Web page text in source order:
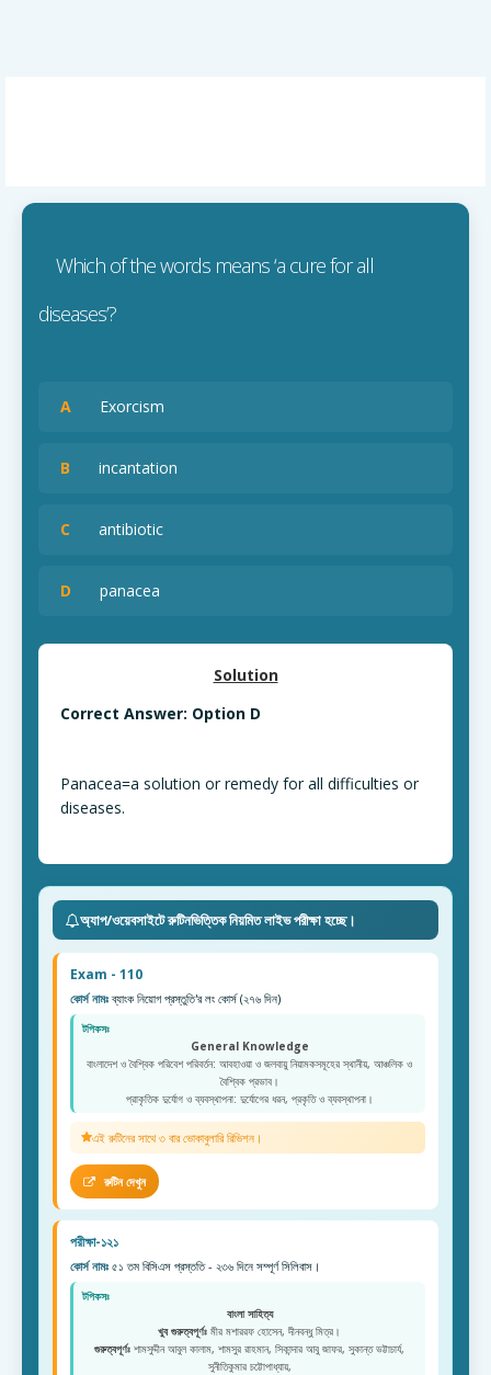
Which of the words means ‘a cure for all
diseases’?
A Exorcism
B incantation
C antibiotic
D panacea
Solution
Correct Answer: Option D
Panacea=a solution or remedy for all difficulties or
diseases.
অ্যাপ/ওয়েবসাইটে রুটিনভিত্তিক নিয়মিত লাইভ পরীক্ষা হচ্ছে।
Exam - 110
কোর্স নামঃব্যাংক নিয়োগ প্রস্তুতি'র লং কোর্স (২৭৬ দিন)
টপিকসঃ
General Knowledge
বাংলাদেশ ও বৈশ্বিক পরিবেশ পরিবর্তন: আবহাওয়া ও জলবায়ু নিয়ামকসমূহের স্থানীয়, আঞ্চলিক ও
বৈশ্বিক প্রভাব।
প্রাকৃতিক দুর্যোগ ও ব্যবস্থাপনা: দুর্যোগের ধরন, প্রকৃতি ও ব্যবস্থাপনা।
এই রুটিনের সাথে ৩ বার ভোকাবুলারি রিভিশন।
রুটিন দেখুন
পরীক্ষা-১২১
কোর্স নামঃ ৫১ তম বিসিএস প্রস্ততি - ২৩৬ দিনে সম্পূর্ণ সিলিবাস।
টপিকসঃ
বাংলা সাহিত্য
খুব গুরুত্বপূর্ণঃ মীর মশাররফ হোসেন, দীনবন্ধু মিত্র।
গুরুত্বপূর্ণঃ শামসুদ্দীন আবুল কালাম, শামসুর রাহমান, সিকান্দার আবু জাফর, সুকান্ত ভট্টাচার্য,
সুনীতিকুমার চট্টোপাধ্যায়,